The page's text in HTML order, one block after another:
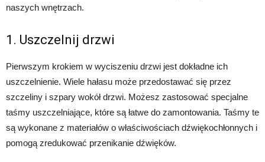
naszych wnętrzach.
1. Uszczelnij drzwi
Pierwszym krokiem w wyciszeniu drzwi jest dokładne ich
uszczelnienie. Wiele hałasu może przedostawać się przez
szczeliny i szpary wokół drzwi. Możesz zastosować specjalne
taśmy uszczelniające, które są łatwe do zamontowania. Taśmy te
są wykonane z materiałów o właściwościach dźwiękochłonnych i
pomogą zredukować przenikanie dźwięków.